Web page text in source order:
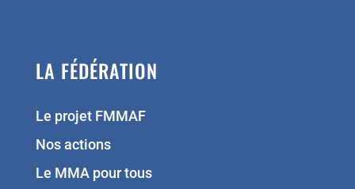
LA FÉDÉRATION
Le projet FMMAF
Nos actions
Le MMA pour tous